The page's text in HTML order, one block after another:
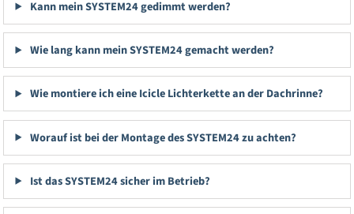
Kann mein SYSTEM24 gedimmt werden?
Wie lang kann mein SYSTEM24 gemacht werden?
Wie montiere ich eine Icicle Lichterkette an der Dachrinne?
Worauf ist bei der Montage des SYSTEM24 zu achten?
Ist das SYSTEM24 sicher im Betrieb?